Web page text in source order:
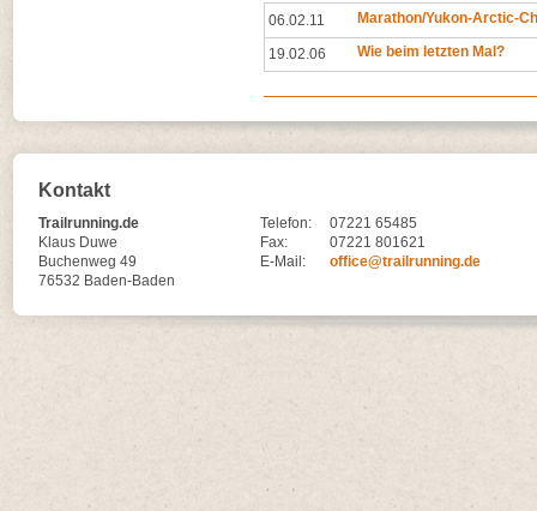
06.02.11 Marathon/Yukon-Arctic-
19.02.06 Wie beim letzten Mal?
Kontakt
Trailrunning.de
Klaus Duwe
Buchenweg 49
76532 Baden-Baden
Telefon:
07221 65485
Fax:
07221 801621
E-Mail:
office@trailrunning.de